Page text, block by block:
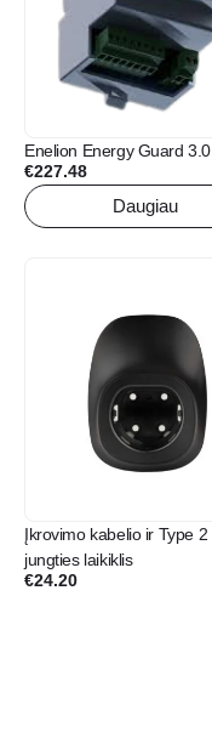
Enelion Energy Guard 3.0
€227.48
Daugiau
Įkrovimo kabelio ir Type 2
jungties laikiklis
€24.20